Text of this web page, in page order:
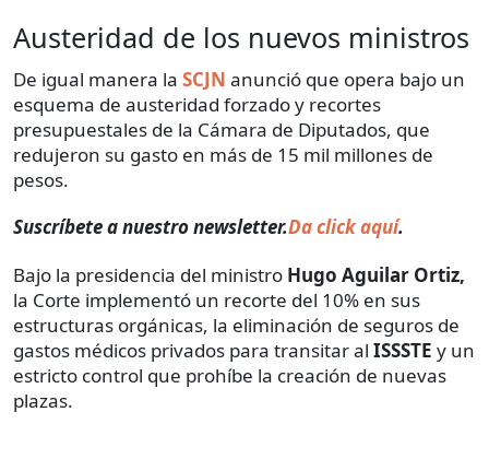
Austeridad de los nuevos ministros
De igual manera la SCJN anunció que opera bajo un
esquema de austeridad forzado y recortes
presupuestales de la Cámara de Diputados, que
redujeron su gasto en más de 15 mil millones de
pesos.
Suscríbete a nuestro newsletter.Da click aquí.
Bajo la presidencia del ministro Hugo Aguilar Ortiz,
la Corte implementó un recorte del 10% en sus
estructuras orgánicas, la eliminación de seguros de
gastos médicos privados para transitar al ISSSTE y un
estricto control que prohíbe la creación de nuevas
plazas.